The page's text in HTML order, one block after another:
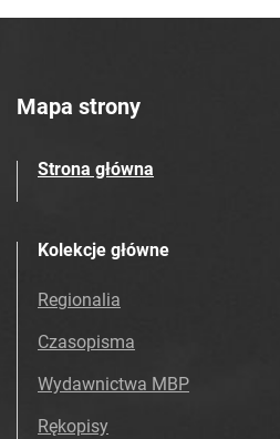
Mapa strony
Strona główna
Kolekcje główne
Regionalia
Czasopisma
Wydawnictwa MBP
Rękopisy